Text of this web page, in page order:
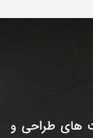
های طراحی و